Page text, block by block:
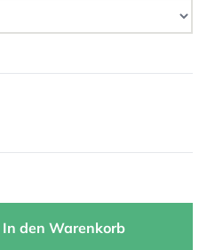
In den Warenkorb